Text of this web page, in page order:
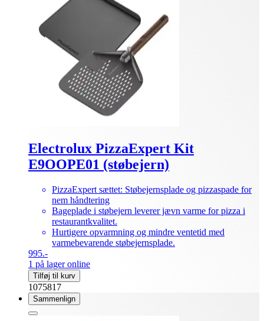
Electrolux PizzaExpert Kit
E9OOPE01 (støbejern)
PizzaExpert sættet: Støbejernsplade og pizzaspade for
nem håndtering
Bageplade i støbejern leverer jævn varme for pizza i
restaurantkvalitet.
Hurtigere opvarmning og mindre ventetid med
varmebevarende støbejernsplade.
995.-
1 på lager online
Tilføj til kurv
1075817
Sammenlign